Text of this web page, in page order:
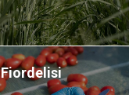
Fiordelisi